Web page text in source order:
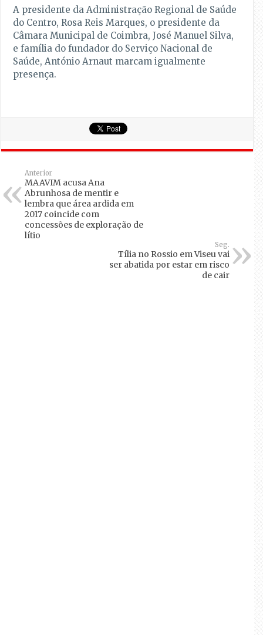
A presidente da Administração Regional de Saúde
do Centro, Rosa Reis Marques, o presidente da
Câmara Municipal de Coimbra, José Manuel Silva,
e família do fundador do Serviço Nacional de
Saúde, António Arnaut marcam igualmente
presença.
Anterior
MAAVIM acusa Ana
Abrunhosa de mentir e
lembra que área ardida em
2017 coincide com
concessões de exploração de
lítio
Seg.
Tília no Rossio em Viseu vai
ser abatida por estar em risco
de cair